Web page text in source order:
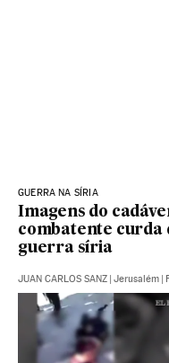
GUERRA NA SÍRIA
Imagens do
combatente curda
guerra síria
JUAN CARLOS SANZ | Jerusalém |